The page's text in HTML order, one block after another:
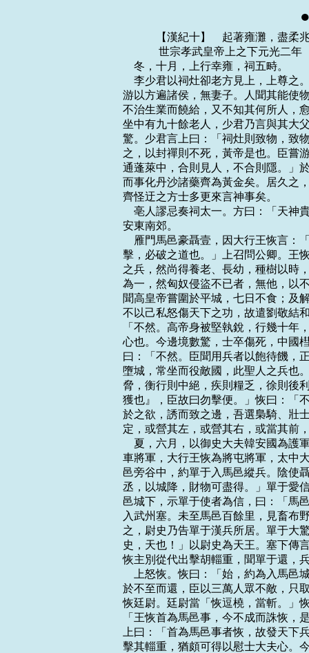
　　【漢紀十】　起著雍灘，盡柔兆執徐，凡九年。
    　　 世宗孝武皇帝上之下元光二年（戊申，公元前一三三年）
    冬，十月，上行幸雍，祠五畤。
    李少君以祠灶卻老方見上，上尊之。少君者，故深澤侯捨人，匿其年及其生長，其
游以方遍諸侯，無妻子。人聞其能使物及不死，更饋遺之，常餘金錢、衣食。人皆以為
不治生業而饒給，又不知其何所人，愈信，爭事之。少君善為巧發奇中。嘗從武安侯飲，
坐中有九十餘老人，少君乃言與其大父游射處；老人為兒時從其大父，識其處，一坐盡
驚。少君言上曰：「祠灶則致物，致物而丹沙可化為黃金，壽可益，蓬萊仙者可見；見
之，以封禪則不死，黃帝是也。臣嘗游海上，見安期生，食臣棗，大如瓜。安期生仙者，
通蓬萊中，合則見人，不合則隱。」於是天子始親祠灶，遣方士入海求蓬萊安期生之屬，
而事化丹沙諸藥齊為黃金矣。居久之，李少君病死，天子以為化去，不死；而海上燕、
齊怪迂之方士多更來言神事矣。
    亳人謬忌奏祠太一。方曰：「天神貴者太一，太一佐曰五帝。」於是天子立其祠長
安東南郊。
    雁門馬邑豪聶壹，因大行王恢言：「匈奴初和親，親信邊，可誘以利致之，伏兵襲
擊，必破之道也。」上召問公卿。王恢曰：「臣聞全代之時，北有強胡之敵，內連中國
之兵，然尚得養老、長幼，種樹以時，倉廩常實，匈奴不輕侵也。今以陛下之威，海內
為一，然匈奴侵盜不已者，無他，以不恐之故耳。臣竊以為擊之便。」韓安國曰：「臣
聞高皇帝嘗圍於平城，七日不食；及解圍反位，而無忿怒之心。夫聖人以天下為度者也，
不以己私怒傷天下之功，故遣劉敬結和親，至今為五世利。臣竊以為勿擊便。」恢曰：
「不然。高帝身被堅執銳，行幾十年，所以不報平城之怨者，非力不能，所以休天下之
心也。今邊境數驚，士卒傷死，中國槥車相望，此仁人之所隱也。故曰擊之便。」安國
曰：「不然。臣聞用兵者以飽待饑，正治以待其亂，定捨以待其勞；故接兵覆眾，伐國
墮城，常坐而役敵國，此聖人之兵也。今將卷甲輕舉，深入長驅，難以為功；從行則迫
脅，衡行則中絕，疾則糧乏，徐則後利，不至千里，人馬乏食。《兵法》曰：『遺人，
獲也』，臣故曰勿擊便。」恢曰：「不然。臣今言擊之者，固非發而深入也。將順因單
於之欲，誘而致之邊，吾選梟騎、壯士陰伏而處以為之備，審遮險阻以為其戒。吾勢已
定，或營其左，或營其右，或當其前，或絕其後，單于可禽，百全必取。」上從恢議。
    夏，六月，以御史大夫韓安國為護軍將軍，衛尉李廣為驍騎將軍，太僕公孫賀為輕
車將軍，大行王恢為將屯將軍，太中大夫李息為材官將軍，將車騎、材官三十餘萬匿馬
邑旁谷中，約單于入馬邑縱兵。陰使聶壹為間，亡入匈奴，謂單于曰：「吾能斬馬邑令、
丞，以城降，財物可盡得。」單于愛信，以為然而許之。聶壹乃詐斬死罪囚，縣其頭馬
邑城下，示單于使者為信，曰：「馬邑長吏已死，可急來！」於是單于穿塞，將十萬騎
入武州塞。未至馬邑百餘里，見畜布野而無人牧者，怪之。乃攻亭，得雁門尉史，欲殺
之，尉史乃告單于漢兵所居。單于大驚曰：「吾固疑之。」乃引兵還，出曰：「吾得尉
史，天也！」以尉史為天王。塞下傳言單于已去，漢兵追至塞，度弗及，乃皆罷兵。王
恢主別從代出擊胡輜重，聞單于還，兵多，亦不敢出。
    上怒恢。恢曰：「始，約為入馬邑城，兵與單于接，而臣擊其輜重，可得利。今單
於不至而還，臣以三萬人眾不敵，只取辱。固知還而斬，然完陛下士三萬人。」於是下
恢廷尉。廷尉當「恢逗橈，當斬。」恢行千金丞相□分，□分不敢言上，而言於太后曰：
「王恢首為馬邑事，今不成而誅恢，是為匈奴報仇也。」上朝太后，太后以□分言告上。
上曰：「首為馬邑事者恢，故發天下兵數十萬，從其言為此。且縱單于不可得，恢所部
擊其輜重，猶頗可得以慰士大夫心。今不誅恢，無以謝天下。」於是恢聞，乃自殺。自
是之後，匈奴絕和親，攻當路塞，往往入盜於漢邊，不可勝數；然尚貪樂關市，嗜漢財
物；漢亦關市不絕，以中其意。
    　　 世宗孝武皇帝上之下元光三年（己酉，公元前一三二年）
    春，河水徙，從頓丘東南流。夏，五月，丙子，復決濮陽瓠子，注巨野，通淮、泗，
泛郡十六。天子使汲黯、鄭當時發卒十萬塞之，輒復壞。是時，田□分奉邑食鄃，鄃居
河北，河決而南，則鄃無水災，邑收多。□分言於上曰：「江、河之決皆天事，未易以
人力強塞，塞之未必應天。」而望氣用數者亦以為然。於是天子久之不復事塞也。
    初，孝景時，魏其侯竇嬰為大將軍，武安侯田□分乃為諸郎，侍酒跪起如子侄。已
而□分日益貴幸，為丞相。魏其失勢，賓客益衰，獨故燕相穎陰灌夫不去。嬰乃厚遇夫，
相為引重，其游如父子然。夫為人剛直，使酒，諸有勢在己之右者必陵之；數因酒忤丞
相。丞相乃奏案：「灌夫家屬橫穎川，民苦之。」收系夫及支屬，皆得棄市罪。魏其上
書論救灌夫，上令與武安東朝廷辨之。魏其、武安因互相詆訐。上問朝臣：「兩人孰
是？」唯汲黯是魏其，韓安國兩以為是；鄭當時是魏其，後不敢堅。上怒當時曰：「吾
並斬若屬矣。」即罷。起，入。上食太后，太后怒不食，曰：「今我在也，而人皆藉吾
弟；令我百歲後，皆魚肉之乎！」上不得已，遂族灌夫；使有司案治魏其，得棄市罪。
    　　 世宗孝武皇帝上之下元光四年（庚戌，公元前一三一年）
    冬，十二月晦，論殺魏其於渭城。春，三月，乙卯，武安侯□分亦薨。及淮南王安
敗，上聞□分受安金，有不順語，曰：「使武安侯在者，族矣！」
    夏，四月，隕霜殺草。
    御史大夫安國行丞相事，引，墮車，蹇。五月，丁巳，以平棘侯薛澤為丞相，安國
病免。
    地震。赦天下。
    九月，以中尉張歐為御史大夫。韓安國疾愈，復為中尉。
    河間王德，修學好古，實事求是，以金帛招求四方善書，得書，多與漢朝等。是時，
淮南王安亦好書，所招致率多浮辯。獻王所得書，皆古文先秦舊書，採禮樂古事，稍稍
增輯至五百餘篇，被服、造次必於儒者，山東諸儒多從之游。
    　　 世宗孝武皇帝上之下元光五年（辛亥，公元前一三零年）
    冬，十月，河間王來朝，獻雅樂，對三雍宮及詔策所問三十餘事。其對，推道術而
言，得事之中，文約指明。天子下太樂官常存肄河間王所獻雅聲，歲時以備數，然不常
御也。春，正月，河間王薨，中尉常麗以聞，曰：「王身端行治，溫仁恭儉，篤敬愛下，
明知深察，惠於鰥寡。」大行令奏：「謚法：『聰明睿知曰獻，』謚曰獻王。」
    班固贊曰：昔魯哀公有言：「寡人生於深宮之中，長於婦人之手，未嘗知憂，未嘗
知懼。」信哉斯言也，雖欲不危亡，不可得已！是故古人以宴安為鴆毒，無德而富貴謂
之不幸。漢興，至於孝平，諸侯王以百數，率多驕淫失道。何則？沈溺放恣之中，居勢
使然也。自凡人猶系於習俗，而況哀公之倫乎！「夫唯大雅，卓爾不群」，河間獻王近
之矣。
    初，王恢之討東越也，使番陽令唐蒙風曉南越。南越食蒙以蜀枸醬，蒙問所從來。
曰：「道西北牂柯江。牂柯江廣數裡，出番禺城下。」蒙歸至長安，問蜀賈人。賈人曰：
「獨蜀出枸醬，多持竊出市夜郎。夜郎者，臨牂柯江，江廣百餘步，足以行船。南越以
財物役屬夜郎，西至桐師，然亦不能臣使也。」蒙乃上書說上曰：「南越王黃屋左纛，
地東西萬餘里，名為外臣，實一州主也。今以長沙、豫章往，水道多絕，難行。竊聞夜
郎所有精兵可得十餘萬，浮船牂柯江，出其不意，此制越一奇也。誠以漢之強，巴、蜀
之饒，通夜郎道為置吏，甚易。」上許之。
    乃拜蒙為中郎將，將千人，食重萬餘人，從巴、蜀筰關入，遂見夜郎侯多同。蒙厚
賜，喻以威德，約為置吏，使其子為令。夜郎旁小邑皆貪漢繒帛，以為漢道險，終不能
有也，乃且聽蒙約。還報，上以為犍為郡，發巴、蜀卒治道，自僰道指牂柯江，作者數
萬人，士卒多物故，有逃亡者。用軍興法誅其渠率，巴、蜀民大驚恐。上聞之，使司馬
相如責唐蒙等，因諭告巴、蜀民以非上意；相如還報。
    是時，邛、筰之君長。聞南夷與漢通，得賞賜多，多欲願為內臣妾，請吏比南夷。
天子問相如，相如曰：「邛、筰、冉駹者近蜀，道亦易通。秦時嘗通，為郡縣，至漢興
而罷。今誠復通，為置郡縣，愈於南夷。」天子以為然，乃拜相如為中郎將，建節往使，
及副使王然於等乘傳，因巴、蜀吏幣物以賂西夷。邛、筰、冉駹、斯榆之君。皆請為內
臣。除邊關；關益斥，西至沬、若水，南至牂柯為徼，通零關道，橋孫水以通邛都，為
置一都尉、十餘縣，屬蜀。天子大說。
    詔發卒萬人治雁門阻險。
    秋，七月，大風拔木。
    女巫楚服等教陳皇後祠祭厭勝，挾婦人媚道；事覺，上使御史張湯窮治之。湯深竟
黨與，相連及誅者三百餘人，楚服梟首於市。乙巳，賜皇後冊，收其璽綬，罷退，居長
門宮。竇太主慚懼，稽顙謝上。上曰：「皇後所為不軌於大義，不得不廢。主當信道以
自慰，勿受妄言以生嫌懼。後雖廢，供奉如法，長門無異上宮也。」初，上嘗置酒竇太
主家，主見所幸賣珠兒董偃，上賜之衣冠，尊而不名，稱為「主人翁」，使之侍飲；由
是董君貴寵，天下莫不聞。常從游戲北宮，馳逐平樂觀雞、鞠之會，角狗、馬之足，上
大歡樂之。上為竇太主置酒宣室，使謁者引內董君。是時，中郎東方朔陛戟殿下，辟戟
而前曰：「董偃有斬罪三，安得入乎！」上曰：「何謂也？」朔曰：「偃以人臣私侍公
主，其罪一也。敗男女之化，而亂婚姻之禮，傷王制，其罪二也。陛下富於春秋，方積
思於《六經》，偃不遵經勸學，反以靡麗為右，奢侈為務，盡狗馬之樂，極耳目之欲，
是乃國家之大賊，人主之大蜮，其罪三也。」上默然不應，良久曰：「吾業已設飲，後
而自改。」朔曰：「不可。夫宣室者，先帝之正處也，非法度之政不得入焉。故淫亂之
漸，其變為篡。是以豎貂為淫而易牙作患，慶父死而魯國全。」上曰：「善！」有詔止，
更置酒北宮，引董君從東司馬門入；賜朔黃金三十斤。董君之寵由是日衰。是後，公主、
貴人多逾禮制矣。
    上以張湯為太中大夫，與趙禹共定諸律令，務在深文。拘守職之吏，作見知法，吏
傳相監司。用法益刻自此始。
    八月，螟。
    是歲，征吏民有明當世之務、習先聖之術者，縣次續食，令與計諧。
    菑川人公孫弘對策曰：「臣聞上古堯、舜之時，不貴爵賞而民勸善，不重刑罰而民
不犯，躬率以正則遇民信也；末世貴爵厚賞而民不勸，深刑重罰而奸不止，其上不正，
遇民不信也。夫厚賞重刑，未足以勸善而禁非，必信而已矣。是故因能任官，則分職治；
去無用之言，則事情得；不作無用之器，則賦斂省；不奪民時，不妨民力，則百姓富；
有德者進，無德者退，則朝廷尊；有功者上，無功者下，則群臣逡；罰當罪，則奸邪止；
賞當賢，則臣下勸。凡此八者，治之本也。故民者，業之則不爭，理得則不怨，有禮則
不暴，愛之則親上，此有天下之急者也。禮義者，民之所服也；而賞罰順之，則民不犯
禁矣。
    「臣聞之：氣同則從，聲比則應。今人主和德於上，百姓和合於下，故心和則氣和，
和則形和，形和則聲和，聲和則天地之和應矣。故陰陽和，風雨時，甘露降，五谷登，
六畜蕃，嘉禾興，硃草生，山不童，澤不涸，此和之至也。」
    時對者百餘人，太常奏弘第居下。策奏，天子擢弘對為第一，拜為博士，待詔金馬
門。
    齊人轅固，年九十餘，亦以賢良征。公孫弘仄目而事固，固曰：「公孫子，務正學
以言，無曲學以阿世。」諸儒多疾毀固者，固遂以老罷歸。是時，巴、蜀四郡鑿山通西
南夷道，千餘里戍轉相餉。數歲，道不通，士罷餓、離暑濕死者甚眾；西南夷又數反，
發兵興擊，費以巨萬計而無功。上患之，詔使公孫弘視焉。還奏事，盛毀西南夷無所用，
上不聽。弘每朝會議，開陳其端，使人主自擇，不肯面折廷爭。於是上察其行慎厚，辯
論有餘，習文法吏事，緣飾以儒術，大說之，一歲中遷至左內史。弘奏事，有不可，不
廷辨。常與汲黯請間，黯先發之，弘推其後，天子常說，所言皆聽，以此日益親貴。弘
嘗與公卿約議，至上前，皆倍其約以順上旨。汲黯廷詰弘曰：「齊人多詐而無情實。始
與臣等建此議，今皆倍之，不忠！」上問弘。弘謝曰：「夫知臣者，以臣為忠；不知臣
者，以臣為不忠。」上然弘言。左右幸臣每毀弘，上益厚遇之。
    　　 世宗孝武皇帝上之下元光六年（壬子，公元前一二九年）
    冬，初算商車。
    大司農鄭當時言：「穿渭為渠，下至河，漕關東粟徑易，又可以溉渠下民田萬餘
頃。」春，詔發卒數萬人穿渠，如當時策；三歲而通，人以為便。
    匈奴入上谷，殺略吏民。遣車騎將軍衛青出上谷，騎將軍公孫敖出代，輕車將軍公
孫賀出雲中，驍騎將軍李廣出雁門，各萬騎，擊胡關市下。衛青至龍城，得胡首虜七百
人；公孫賀無所得；公孫敖為胡所敗，亡七千騎；李廣亦為胡所敗。胡生得廣，置兩馬
間，絡而盛臥，行十餘里；廣佯死，暫騰而上胡兒馬上，奪其弓，鞭馬南馳，遂得脫歸。
漢下敖、廣吏，當斬，贖為庶人；唯青賜爵關內侯。青雖出於奴虜，然善騎射，材力絕
人；遇士大夫以禮，與士卒有恩，眾樂為用，有將帥材，故每出輒有功。天下由此服上
之知人。
    夏，大旱，蝗。
    六月，上行幸雍。
    秋，匈奴數盜邊，漁陽尤甚。以衛尉韓安國為材官將軍，屯漁陽。
    　　 世宗孝武皇帝上之下元朔元年（癸丑，公元前一二八年）
    冬，十一月，詔曰：「朕深詔執事，興廉舉孝，庶幾成風，紹休聖緒。夫十室之邑，
必有忠信；三人並行，厥有我師。今或至闔郡而不薦一人，是化不下究，而積行之君子
壅於上聞也。且進賢受上賞，蔽賢蒙顯戮，古之道也。其議二千石不舉者罪。」有司奏：
「不舉孝，不奉詔，當以不敬論；不察廉，不勝任也，當免。」奏可。
    十二月，江都易王非薨。
    皇子據生，衛夫人之子也。三月，甲子，立衛夫人為皇後，赦天下。
    秋，匈奴二萬騎入漢，殺遼西太守，略二千餘人，圍韓安國壁；又入漁陽、雁門，
各殺略千餘人。安國益東徙，屯北平；數月，病死。天子乃復召李廣，拜為右北平太守。
匈奴號曰「漢之飛將軍」，避之，數歲不敢入右北平。
    車騎將軍衛青將三萬騎出雁門，將軍李息出代；青斬首虜數千人。
    東夷薉君南閭等共二十八萬人降，為蒼海郡；人徒之費，擬於南夷，燕、齊之間，
靡然騷動。
    是歲，魯共王餘、長沙定王發皆薨。
    臨菑人主父偃、嚴安，無終人徐樂，皆上書言事。
    始，偃游齊、燕、趙，皆莫能厚遇，諸生相與排擯不容；家貧，假貸無所得，乃西
入關上書闕下，朝奏，暮召入。所言九事，其八事為律令；一事諫伐匈奴，其辭曰：
「《司馬法》曰：『國雖大，好戰必亡；天下雖平，忘戰必危。』夫怒者逆德也，兵者
兇器也，爭者末節也。夫務戰勝，窮武事者，未有不悔者也。
    昔秦皇帝併吞戰國，務勝不休，欲攻匈奴。李斯諫曰：『不可。夫匈奴，無城郭之
居，委積之守，遷徙鳥舉，難得而制也。輕兵深入，糧食必絕；踵糧以行，重不及事。
得其地，不足以為利也；得其民，不可調而守也；勝必殺之，非民父母也；靡敝中國，
快心匈奴，非長策也。』秦皇帝不聽，遂使蒙恬將兵攻胡，闢地千里，以河為境。地固
沮澤、鹹鹵，不生五谷。然後發天下丁男以守北河，暴兵露師十有餘年，死者不可勝數，
終不能逾河而北，是豈人眾不足，兵革不備哉？其勢不可也。又使天下蜚芻、嚙輓粟，
起於東陲、琅邪負海之郡，轉輸北河，率三十鐘而致一石。男子疾耕，不足於糧餉，女
子紡績，不足於帷幕，百姓靡敝，孤寡老弱不能相養，道路死者相望，蓋天下始畔秦也。
    及至高皇帝，定天下，略地於邊，聞匈奴聚於代谷之外而欲擊之。御史成進諫曰：
『不可。夫匈奴之性，獸聚而鳥散，從之如搏影。今以陛下盛德攻匈奴，臣竊危之。』
高帝不聽，遂北至於代谷，果有平城之圍。高皇帝蓋悔之甚，乃使劉敬往結和親之約，
然後天下忘干戈之事。
    「夫匈奴難得而制，非一世也；行盜侵驅，所以為業也，天性固然。上及虞、夏、
殷、周，固弗程督，禽獸畜之，不屬為人。夫上不觀虞、夏、殷、周之流，而下循近世
之失，此臣之所大憂，百姓之所疾苦也。」
    嚴安上書曰：「今天下人民，用財侈靡，車馬、衣裘、宮室，皆競修飾，調五聲使
有節族，雜五色使有文章，重五味方丈於前，以觀欲天下。彼民之情，見美則願之，是
教民以侈也；侈而無節，則不可贍，民離本而徼末矣。末不可徒得，故縉紳者不憚為詐，
帶劍者誇殺人以矯奪，而世不知愧，是以犯法者眾。臣願為民制度以防其淫，使貧富不
相燿以和其心；心志定，則盜賊消，刑罰少，陰陽和，萬物蕃也。昔秦王意廣心逸，欲
威海外，使蒙恬將兵以北攻胡，又使尉屠睢將樓船之士以攻越。當是時，秦禍北構於胡，
南掛於越，宿兵於無用之地，進而不得退。行十餘年，丁男被甲，丁女轉輸，苦不聊生；
自經於道樹，死者相望。及秦皇帝崩，天下大畔，滅世絕祀，窮兵之禍也。故周失之弱，
秦失之強，不變之患也。今徇西夷，朝夜郎，降羌、僰，略